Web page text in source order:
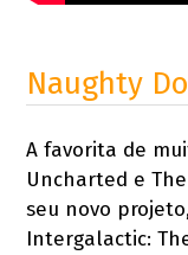
Naughty
A favorita de
Uncharted e
seu novo
Intergalactic: